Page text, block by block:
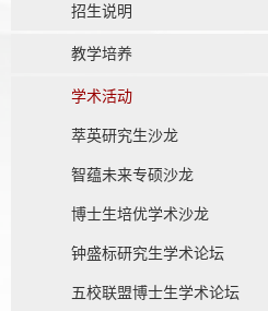
招生说明
教学培养
学术活动
萃英研究生沙龙
智蕴未来专硕沙龙
博士生培优学术沙龙
钟盛标研究生学术论坛
五校联盟博士生学术论坛